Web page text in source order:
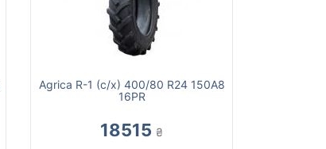
Agrica R-1 (с/х) 400/80 R24 150A8
16PR
18515 ₴